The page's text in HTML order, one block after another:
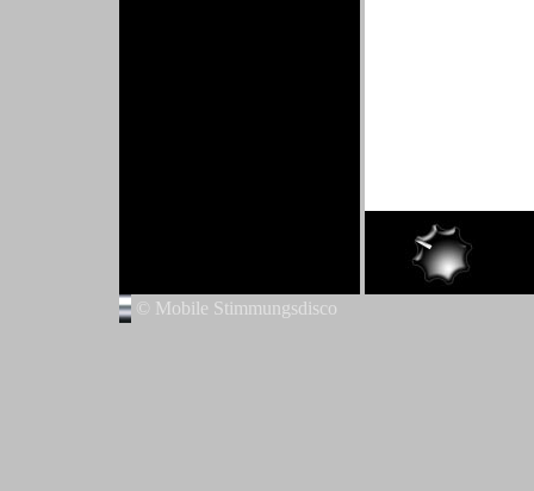
© Mobile Stimmungsdisco